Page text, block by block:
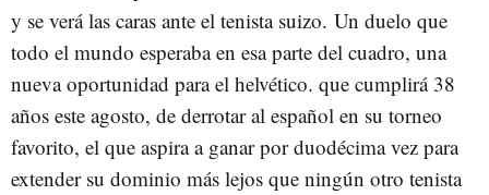
y se verá las caras ante el tenista suizo. Un duelo que
todo el mundo esperaba en esa parte del cuadro, una
nueva oportunidad para el helvético. que cumplirá 38
años este agosto, de derrotar al español en su torneo
favorito, el que aspira a ganar por duodécima vez para
extender su dominio más lejos que ningún otro tenista